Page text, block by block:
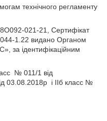
технічного регламенту
021-21, Сертифікат
1.22 видано Органом
за ідентифікаційним
№ 011/1 від
03.08.2018р і ІІб класс №